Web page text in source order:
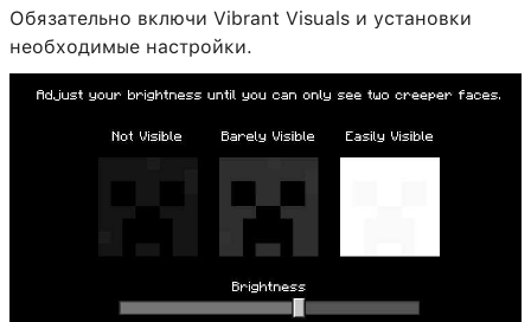
Обязательно включи Vibrant Visuals и установки
необходимые настройки.